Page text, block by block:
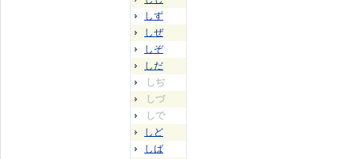
しず
しぜ
しぞ
しだ
しぢ
しづ
しで
しど
しば